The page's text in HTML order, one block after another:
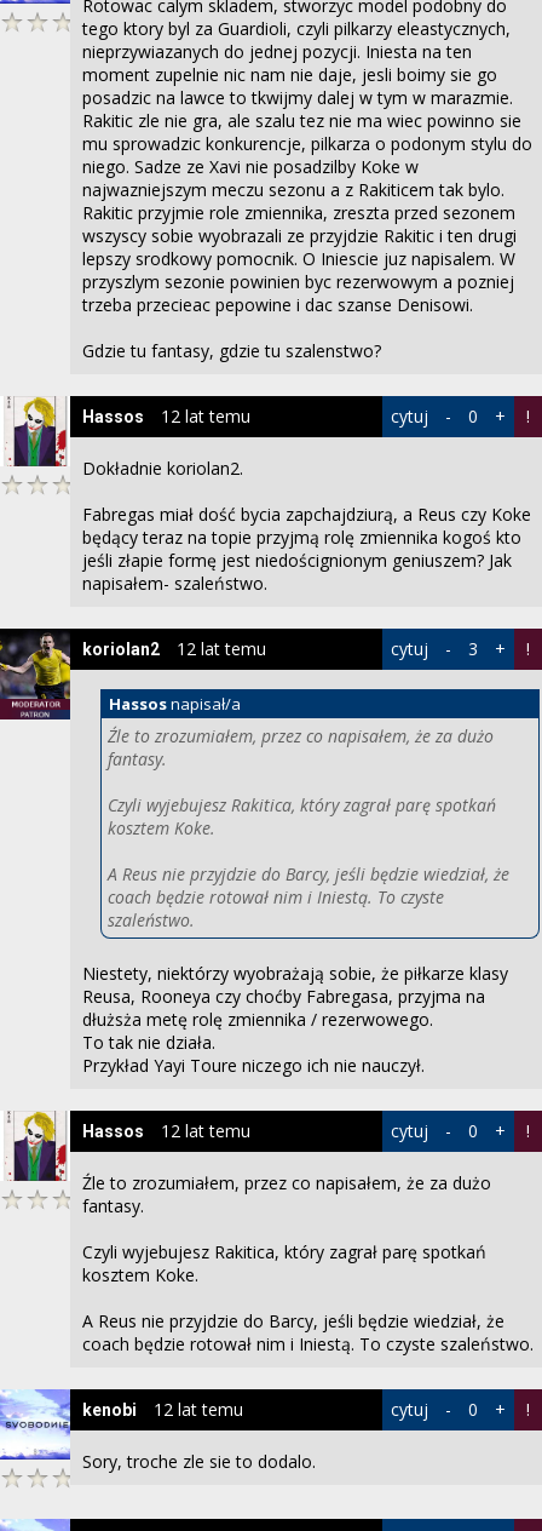
Rotowac calym skladem, stworzyc model podobny do
tego ktory byl za Guardioli, czyli pilkarzy eleastycznych,
nieprzywiazanych do jednej pozycji. Iniesta na ten
moment zupelnie nic nam nie daje, jesli boimy sie go
posadzic na lawce to tkwijmy dalej w tym w marazmie.
Rakitic zle nie gra, ale szalu tez nie ma wiec powinno sie
mu sprowadzic konkurencje, pilkarza o podonym stylu do
niego. Sadze ze Xavi nie posadzilby Koke w
najwazniejszym meczu sezonu a z Rakiticem tak bylo.
Rakitic przyjmie role zmiennika, zreszta przed sezonem
wszyscy sobie wyobrazali ze przyjdzie Rakitic i ten drugi
lepszy srodkowy pomocnik. O Iniescie juz napisalem. W
przyszlym sezonie powinien byc rezerwowym a pozniej
trzeba przecieac pepowine i dac szanse Denisowi.
Gdzie tu fantasy, gdzie tu szalenstwo?
Dokładnie koriolan2.
Fabregas miał dość bycia zapchajdziurą, a Reus czy Koke
będący teraz na topie przyjmą rolę zmiennika kogoś kto
jeśli złapie formę jest niedoścignionym geniuszem? Jak
napisałem- szaleństwo.
Hassos 12 lat temu cytuj - 0 + !
Hassosnapisał/a
Źle to zrozumiałem, przez co napisałem, że za dużo
fantasy.
Czyli wyjebujesz Rakitica, który zagrał parę spotkań
kosztem Koke.
A Reus nie przyjdzie do Barcy, jeśli będzie wiedział, że
coach będzie rotował nim i Iniestą. To czyste
szaleństwo.
Niestety, niektórzy wyobrażają sobie, że piłkarze klasy
Reusa, Rooneya czy choćby Fabregasa, przyjma na
dłużsża metę rolę zmiennika / rezerwowego.
To tak nie działa.
Przykład Yayi Toure niczego ich nie nauczył.
koriolan2 12 lat temu cytuj - 3 + !
Źle to zrozumiałem, przez co napisałem, że za dużo
fantasy.
Czyli wyjebujesz Rakitica, który zagrał parę spotkań
kosztem Koke.
A Reus nie przyjdzie do Barcy, jeśli będzie wiedział, że
coach będzie rotował nim i Iniestą. To czyste szaleństwo.
Hassos 12 lat temu cytuj - 0 + !
Sory, troche zle sie to dodalo.
kenobi 12 lat temu cytuj - 0 + !